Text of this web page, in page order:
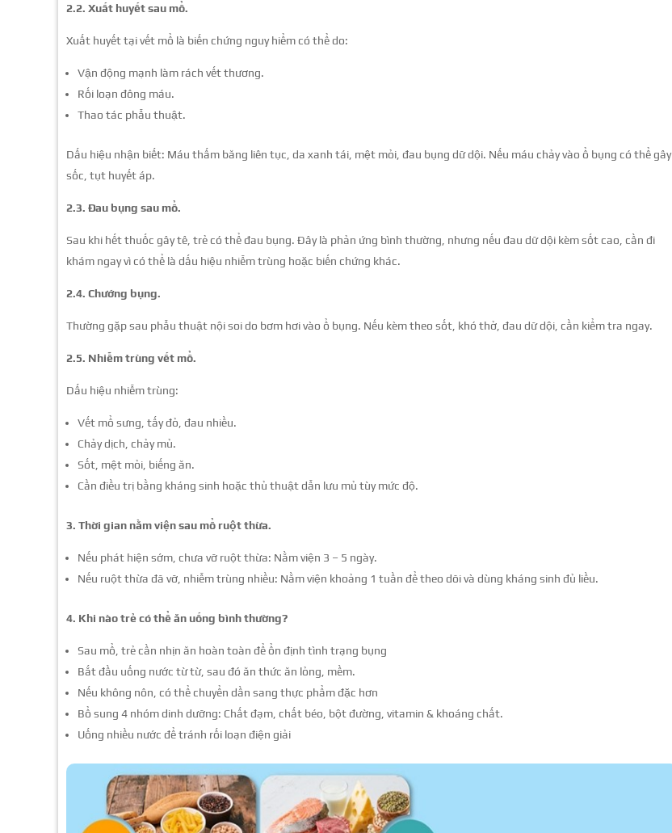
2.2. Xuất huyết sau mổ.
Xuất huyết tại vết mổ là biến chứng nguy hiểm có thể do:
Vận động mạnh làm rách vết thương.
Rối loạn đông máu.
Thao tác phẫu thuật.
Dấu hiệu nhận biết: Máu thấm băng liên tục, da xanh tái, mệt mỏi, đau bụng dữ dội. Nếu máu chảy vào ổ bụng có thể gây
sốc, tụt huyết áp.
2.3. Đau bụng sau mổ.
Sau khi hết thuốc gây tê, trẻ có thể đau bụng. Đây là phản ứng bình thường, nhưng nếu đau dữ dội kèm sốt cao, cần đi
khám ngay vì có thể là dấu hiệu nhiễm trùng hoặc biến chứng khác.
2.4. Chướng bụng.
Thường gặp sau phẫu thuật nội soi do bơm hơi vào ổ bụng. Nếu kèm theo sốt, khó thở, đau dữ dội, cần kiểm tra ngay.
2.5. Nhiễm trùng vết mổ.
Dấu hiệu nhiễm trùng:
Vết mổ sưng, tấy đỏ, đau nhiều.
Chảy dịch, chảy mủ.
Sốt, mệt mỏi, biếng ăn.
Cần điều trị bằng kháng sinh hoặc thủ thuật dẫn lưu mủ tùy mức độ.
3. Thời gian nằm viện sau mổ ruột thừa.
Nếu phát hiện sớm, chưa vỡ ruột thừa: Nằm viện 3 – 5 ngày.
Nếu ruột thừa đã vỡ, nhiễm trùng nhiều: Nằm viện khoảng 1 tuần để theo dõi và dùng kháng sinh đủ liều.
4. Khi nào trẻ có thể ăn uống bình thường?
Sau mổ, trẻ cần nhịn ăn hoàn toàn để ổn định tình trạng bụng
Bắt đầu uống nước từ từ, sau đó ăn thức ăn lỏng, mềm.
Nếu không nôn, có thể chuyển dần sang thực phẩm đặc hơn
Bổ sung 4 nhóm dinh dưỡng: Chất đạm, chất béo, bột đường, vitamin & khoáng chất.
Uống nhiều nước để tránh rối loạn điện giải